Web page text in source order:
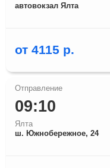
автовокзал Ялта
от 4115 р.
09:10
Ялта
ш. Южнобережное, 24